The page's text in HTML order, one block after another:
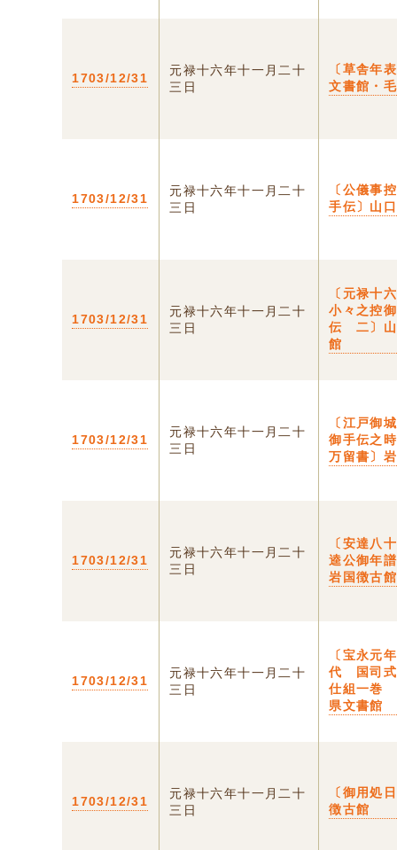
1703/12/31
元禄十六年十一月二十
三日
〔草舎年
文書館・
1703/12/31
元禄十六年十一月二十
三日
〔公儀事
手伝〕山
1703/12/31
元禄十六年十一月二十
三日
〔元禄十
小々之控
伝 二〕山
館
1703/12/31
元禄十六年十一月二十
三日
〔江戸御
御手伝之
万留書〕
1703/12/31
元禄十六年十一月二十
三日
〔安達八
逵公御年
岩国徴古館
1703/12/31
元禄十六年十一月二十
三日
〔宝永元
代 国司式
仕組一巻
県文書館
1703/12/31
元禄十六年十一月二十
三日
〔御用処
徴古館